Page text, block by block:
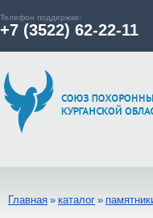
Телефон поддержки:
+7 (3522) 62-22-11
Главная » каталог »